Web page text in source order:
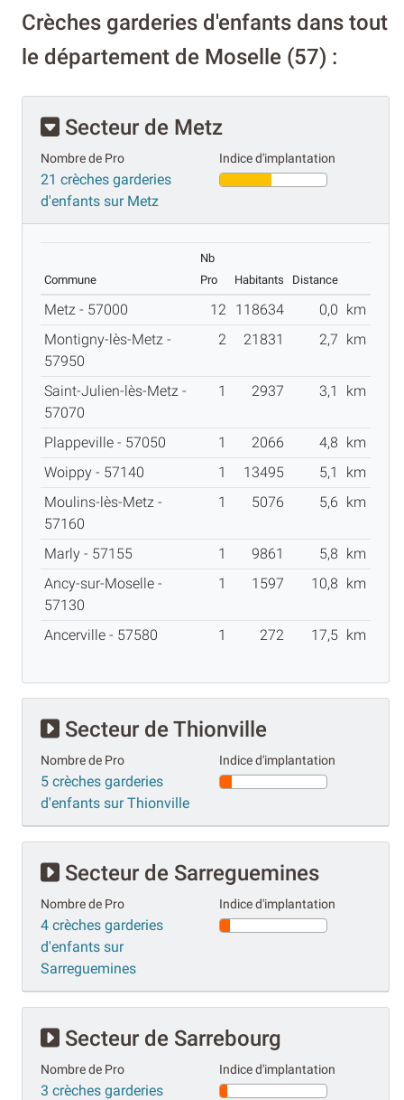
Crèches garderies d'enfants dans tout
le département de Moselle (57) :
Secteur de Metz
Nombre de Pro
21 crèches garderies
d'enfants sur Metz
Indice d'implantation
Commune
Nb
Pro
Habitants Distance
Metz - 57000 12 118634 0,0 km
Montigny-lès-Metz -
57950
2 21831 2,7 km
Saint-Julien-lès-Metz -
57070
1 2937 3,1 km
Plappeville - 57050 1 2066 4,8 km
Woippy - 57140
1 13495 5,1
km
Moulins-lès-Metz -
57160
1 5076 5,6 km
Marly - 57155 1 9861 5,8 km
Ancy-sur-Moselle -
57130
1 1597 10,8 km
Ancerville - 57580 1 272 17,5 km
Secteur de Thionville
Nombre de Pro
5 crèches garderies
d'enfants sur Thionville
Indice d'implantation
Secteur de Sarreguemines
Nombre de Pro
4 crèches garderies
d'enfants sur
Sarreguemines
Indice d'implantation
Secteur de Sarrebourg
Nombre de Pro
3 crèches garderies
Indice d'implantation